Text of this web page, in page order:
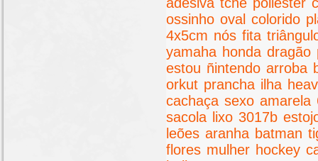
ossinho oval colorido
4x5cm nós fita
yamaha honda dragão
estou ñintendo arroba
orkut prancha ilha
cachaça sexo amarela
sacola lixo 3017b
leões aranha batman
flores mulher hockey